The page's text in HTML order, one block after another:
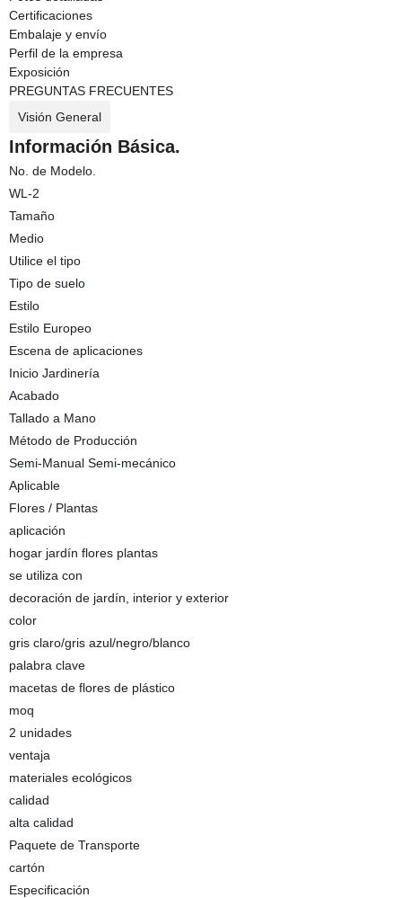
Certificaciones
Embalaje y envío
Perfil de la empresa
Exposición
PREGUNTAS FRECUENTES
Visión General
Información Básica.
No. de Modelo.
WL-2
Tamaño
Medio
Utilice el tipo
Tipo de suelo
Estilo
Estilo Europeo
Escena de aplicaciones
Inicio Jardinería
Acabado
Tallado a Mano
Método de Producción
Semi-Manual Semi-mecánico
Aplicable
Flores / Plantas
aplicación
hogar jardín flores plantas
se utiliza con
decoración de jardín, interior y exterior
color
gris claro/gris azul/negro/blanco
palabra clave
macetas de flores de plástico
moq
2 unidades
ventaja
materiales ecológicos
calidad
alta calidad
Paquete de Transporte
cartón
Especificación